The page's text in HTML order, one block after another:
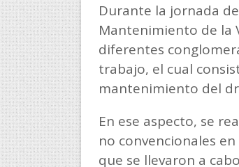
Durante la jornada
Mantenimiento de la
diferentes
trabajo, el cual
mantenimiento del
En ese aspecto, se
no convencionales
que se llevaron a